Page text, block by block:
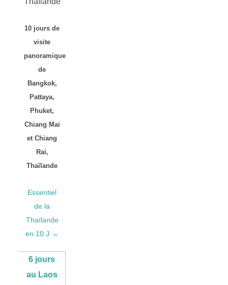
10 jours de
visite
panoramique
de
Bangkok,
Pattaya,
Phuket,
Chiang Mai
et Chiang
Rai,
Thaïlande
Essentiel
de la
Thaïlande
en 10 J →
6 jours
au Laos